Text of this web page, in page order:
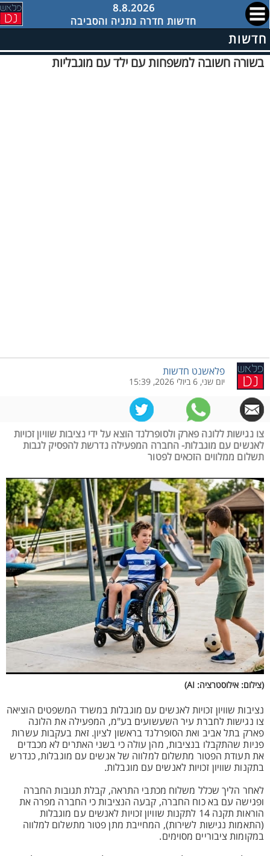
8.8.2026
חדשות חדרה נתניה והסביבה
חדשות
בשורה חשובה למשפחות עם ילד עם מוגבליות
פלאשנט חדשות
יום שני, 6 ביולי 2026, 15:39
צו נגישות ללונה פארק ולסופרלנד הוצא על ידי נציבות שוויון זכויות
לאנשים עם מוגבלות- החברה המפעילה נדרשת להפסיק לגבות
תשלום ממלווים הזכאים לפטור
(צילום: אילוסטרציה: AI)
נציבות שוויון זכויות לאנשים עם מוגבלות במשרד המשפטים הוציאה
צו נגישות לחברת עיר השעשועים בע"מ, המפעילה את הלונה
פארק בתל אביב ואת הסופרלנד בראשון לציון. זאת בעקבות עשרות
פניות שהתקבלו בנציבות, מהן עולה כי בשני האתרים לא מכבדים
את תעודת הפטור מתשלום למלווה של אנשים עם מוגבלות, כנדרש
בתקנות שוויון זכויות לאנשים עם מוגבלות.
לאחר הליך שכלל משלוח מכתבי התראה, קבלת תגובות החברה
ופגישה עם בא כוח החברה, קבעה הנציבות כי החברה מפרה את
הוראות תקנה 14 לתקנות שוויון זכויות לאנשים עם מוגבלות
(התאמות נגישות לשירות), המחייבת מתן פטור מתשלום למלווה
במקומות ציבוריים מסוימים.